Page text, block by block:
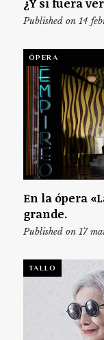
Published on 14
ÓPERA
En la ópera
grande.
Published on 17
TALLO